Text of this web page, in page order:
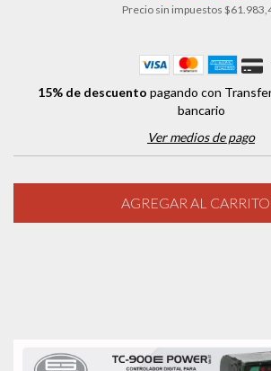
Precio sin impuestos
15% de descuento pagando con
bancario
Ver medios de pago